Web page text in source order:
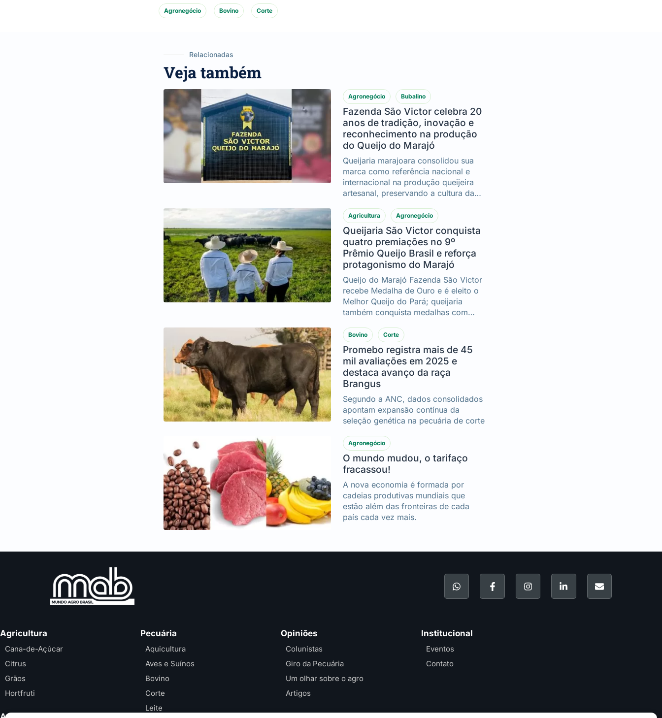
Agronegócio Bovino Corte
Relacionadas
Veja também
Agronegócio Bubalino
Fazenda São Victor celebra 20
anos de tradição, inovação e
reconhecimento na produção
do Queijo do Marajó
Queijaria marajoara consolidou sua
marca como referência nacional e
internacional na produção queijeira
artesanal, preservando a cultura da
importantes conquistas ao longo de
duas décadas
Agricultura Agronegócio
Queijaria São Victor conquista
quatro premiações no 9º
Prêmio Queijo Brasil e reforça
protagonismo do Marajó
Queijo do Marajó Fazenda São Victor
recebe Medalha de Ouro e é eleito o
Melhor Queijo do Pará; queijaria
também conquista medalhas com
Bovino Corte
Promebo registra mais de 45
mil avaliações em 2025 e
destaca avanço da raça
Brangus
Segundo a ANC, dados consolidados
apontam expansão contínua da
seleção genética na pecuária de corte
Agronegócio
O mundo mudou, o tarifaço
fracassou!
A nova economia é formada por
cadeias produtivas mundiais que
estão além das fronteiras de cada
país cada vez mais.
Agricultura
Cana-de-Açúcar
Citrus
Grãos
Hortfruti
Pecuária
Aquicultura
Aves e Suínos
Bovino
Corte
Leite
Opiniões
Colunistas
Giro da Pecuária
Um olhar sobre o agro
Artigos
Institucional
Eventos
Contato